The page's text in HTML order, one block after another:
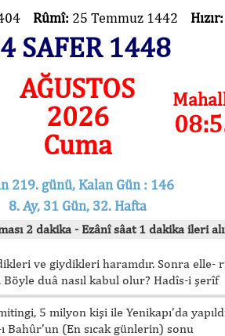
Rûmî: 25 Temmuz 1442 Hızır:
SAFER 1448
AĞUSTOS
2026
Cuma
219. günü, Kalan Gün : 146
8. Ay, 31 Gün, 32. Hafta
2 dakika - Ezânî sâat 1 dakika ileri
ve giydikleri haramdır. Sonra elle-
Böyle duâ nasıl kabul olur? Hadîs-i şerîf
5 milyon kişi ile Yenikapı’da
Bahûr’un (En sıcak günlerin) sonu